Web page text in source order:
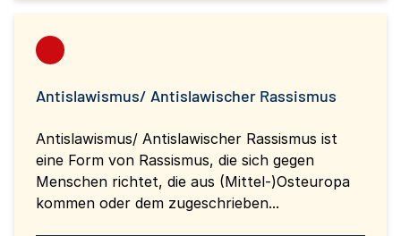
Antislawismus/ Antislawischer Rassismus
Antislawismus/ Antislawischer Rassismus ist
eine Form von Rassismus, die sich gegen
Menschen richtet, die aus (Mittel-)Osteuropa
kommen oder dem zugeschrieben...